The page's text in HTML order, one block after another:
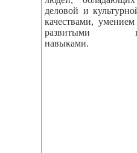
деловой и
качествами,
развитыми
навыками.